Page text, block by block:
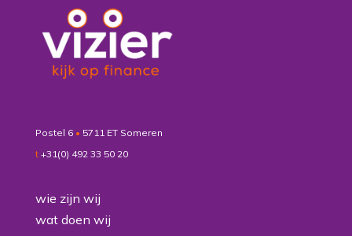
Postel 6 • 5711 ET Someren
t +31(0) 492 33 50 20
wie zijn wij
wat doen wij